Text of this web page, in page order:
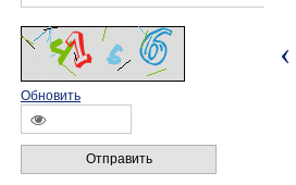
Обновить
Отправить
‹